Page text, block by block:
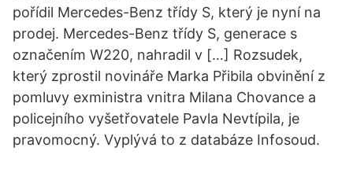
pořídil Mercedes-Benz třídy S, který je nyní na
prodej. Mercedes-Benz třídy S, generace s
označením W220, nahradil v […] Rozsudek,
který zprostil novináře Marka Přibila obvinění z
pomluvy exministra vnitra Milana Chovance a
policejního vyšetřovatele Pavla Nevtípila, je
pravomocný. Vyplývá to z databáze Infosoud.